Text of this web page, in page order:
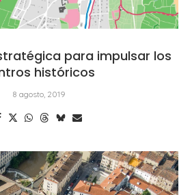
para impulsar los
históricos
8 agosto, 2019